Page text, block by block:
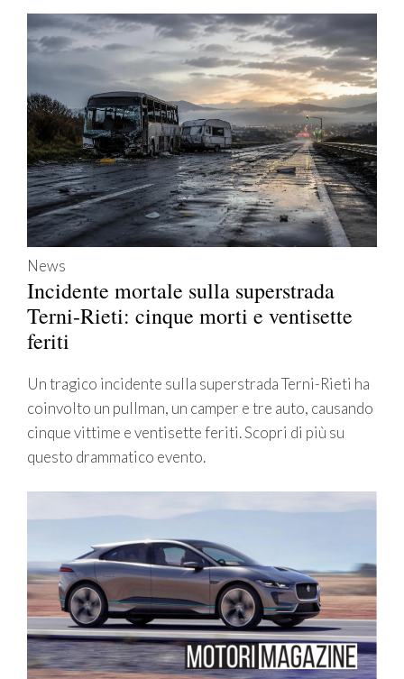
News
Incidente mortale sulla superstrada
Terni-Rieti: cinque morti e ventisette
feriti
Un tragico incidente sulla superstrada Terni-Rieti ha
coinvolto un pullman, un camper e tre auto, causando
cinque vittime e ventisette feriti. Scopri di più su
questo drammatico evento.